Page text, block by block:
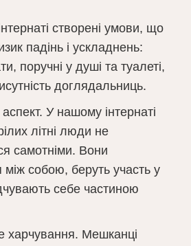
створені умови, що
падінь і ускладнень:
поручні у душі та туалеті,
доглядальниць.
У нашому інтернаті
літні люди не
самотніми. Вони
між собою, беруть участь у
себе частиною
харчування. Мешканці